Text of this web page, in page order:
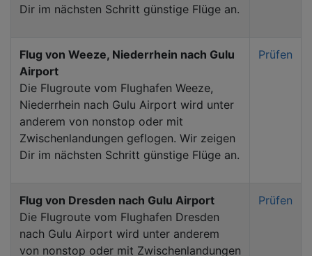
Dir im nächsten Schritt günstige Flüge an.
Flug von Weeze, Niederrhein nach Gulu
Airport
Die Flugroute vom Flughafen Weeze,
Niederrhein nach Gulu Airport wird unter
anderem von nonstop oder mit
Zwischenlandungen geflogen. Wir zeigen
Dir im nächsten Schritt günstige Flüge an.
Prüfen
Flug von Dresden nach Gulu Airport
Die Flugroute vom Flughafen Dresden
nach Gulu Airport wird unter anderem
von nonstop oder mit Zwischenlandungen
Prüfen